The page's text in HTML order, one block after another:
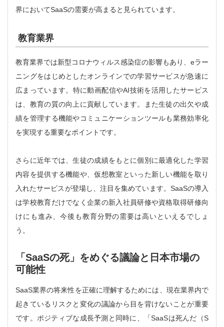
界においてSaaSの需要が高まると見られています。
教育業界
教育業界では新型コロナウィルス感染症の影響もあり、eラー
ニングをはじめとしたオンラインでの学習サービスが急速に
広まっています。特に動画配信やAI技術を活用したサービス
は、教育の質の向上に貢献しています。また生徒の出欠や成
績を管理する機能やコミュニケーションツールも業務効率化
を実現する重要なポイントです。
さらに近年では、生徒の成績をもとに個別に最適化した学習
内容を提供する機能や、仮想教室といった新しい機能を取り
入れたサービスが登場し、注目を集めています。SaaSの導入
は学校教育だけでなく企業の新入社員研修や資格取得研修向
けにも進み、今後も教育分野の需要は高いといえるでしょ
う。
「SaaSの死」をめぐる議論と日本市場の
可能性
SaaS業界の将来性を正確に理解するためには、現在業界内で
起きているリスクと変化の議論から目を背けないことが重要
です。ポジティブな成長予測と同時に、「SaaSは死んだ（S